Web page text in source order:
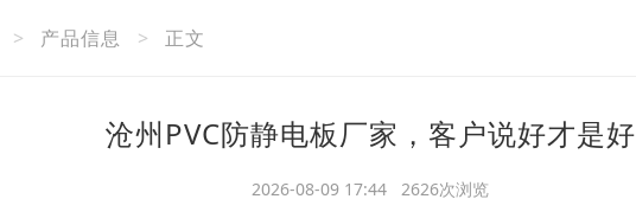
> 产品信息 > 正文
沧州PVC防静电板厂家，客户说好才是好
2026-08-09 17:44 2626次浏览